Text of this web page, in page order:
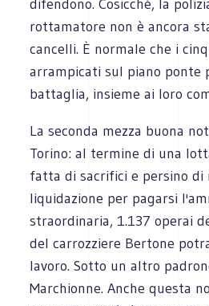
difendono. Cosicché, la
rottamatore non è ancora
cancelli. È normale che i
arrampicati sul piano ponte
battaglia, insieme ai loro
La seconda mezza buona
Torino: al termine di una
fatta di sacrifici e persino di
liquidazione per pagarsi
straordinaria, 1.137 operai
del carrozziere Bertone
lavoro. Sotto un altro
Marchionne. Anche questa